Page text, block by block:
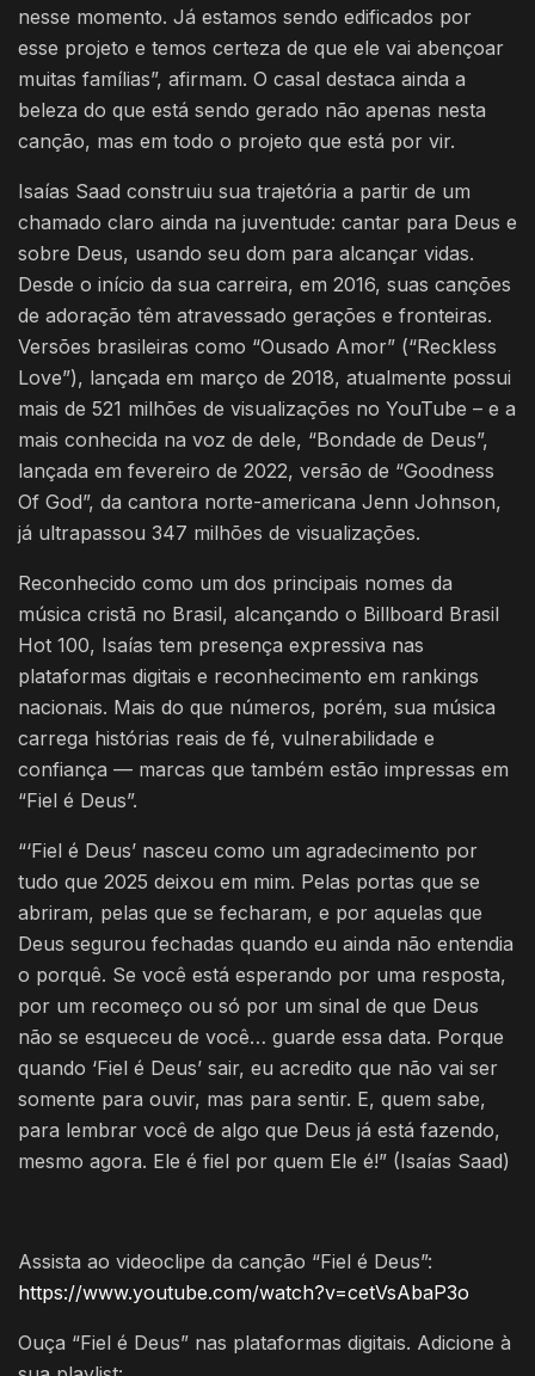
nesse momento. Já estamos sendo edificados por
esse projeto e temos certeza de que ele vai abençoar
muitas famílias”, afirmam. O casal destaca ainda a
beleza do que está sendo gerado não apenas nesta
canção, mas em todo o projeto que está por vir.
Isaías Saad construiu sua trajetória a partir de um
chamado claro ainda na juventude: cantar para Deus e
sobre Deus, usando seu dom para alcançar vidas.
Desde o início da sua carreira, em 2016, suas canções
de adoração têm atravessado gerações e fronteiras.
Versões brasileiras como “Ousado Amor” (“Reckless
Love”), lançada em março de 2018, atualmente possui
mais de 521 milhões de visualizações no YouTube – e a
mais conhecida na voz de dele, “Bondade de Deus”,
lançada em fevereiro de 2022, versão de “Goodness
Of God”, da cantora norte-americana Jenn Johnson,
já ultrapassou 347 milhões de visualizações.
Reconhecido como um dos principais nomes da
música cristã no Brasil, alcançando o Billboard Brasil
Hot 100, Isaías tem presença expressiva nas
plataformas digitais e reconhecimento em rankings
nacionais. Mais do que números, porém, sua música
carrega histórias reais de fé, vulnerabilidade e
confiança — marcas que também estão impressas em
“Fiel é Deus”.
“‘Fiel é Deus’ nasceu como um agradecimento por
tudo que 2025 deixou em mim. Pelas portas que se
abriram, pelas que se fecharam, e por aquelas que
Deus segurou fechadas quando eu ainda não entendia
o porquê. Se você está esperando por uma resposta,
por um recomeço ou só por um sinal de que Deus
não se esqueceu de você… guarde essa data. Porque
quando ‘Fiel é Deus’ sair, eu acredito que não vai ser
somente para ouvir, mas para sentir. E, quem sabe,
para lembrar você de algo que Deus já está fazendo,
mesmo agora. Ele é fiel por quem Ele é!” (Isaías Saad)
Assista ao videoclipe da canção “Fiel é Deus”:
https://www.youtube.com/watch?v=cetVsAbaP3o
Ouça “Fiel é Deus” nas plataformas digitais. Adicione à